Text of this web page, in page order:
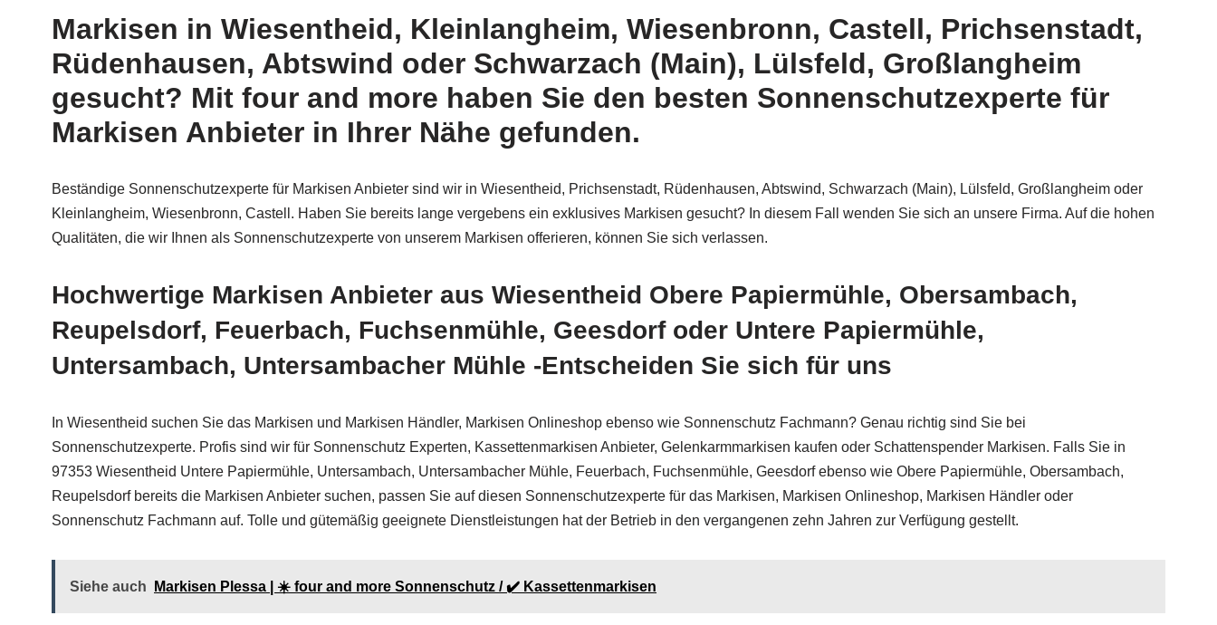
Markisen in Wiesentheid, Kleinlangheim, Wiesenbronn, Castell, Prichsenstadt,
Rüdenhausen, Abtswind oder Schwarzach (Main), Lülsfeld, Großlangheim
gesucht? Mit four and more haben Sie den besten Sonnenschutzexperte für
Markisen Anbieter in Ihrer Nähe gefunden.
Beständige Sonnenschutzexperte für Markisen Anbieter sind wir in Wiesentheid, Prichsenstadt, Rüdenhausen, Abtswind, Schwarzach (Main), Lülsfeld, Großlangheim oder
Kleinlangheim, Wiesenbronn, Castell. Haben Sie bereits lange vergebens ein exklusives Markisen gesucht? In diesem Fall wenden Sie sich an unsere Firma. Auf die hohen
Qualitäten, die wir Ihnen als Sonnenschutzexperte von unserem Markisen offerieren, können Sie sich verlassen.
Hochwertige Markisen Anbieter aus Wiesentheid Obere Papiermühle, Obersambach,
Reupelsdorf, Feuerbach, Fuchsenmühle, Geesdorf oder Untere Papiermühle,
Untersambach, Untersambacher Mühle -Entscheiden Sie sich für uns
In Wiesentheid suchen Sie das Markisen und Markisen Händler, Markisen Onlineshop ebenso wie Sonnenschutz Fachmann? Genau richtig sind Sie bei
Sonnenschutzexperte. Profis sind wir für Sonnenschutz Experten, Kassettenmarkisen Anbieter, Gelenkarmmarkisen kaufen oder Schattenspender Markisen. Falls Sie in
97353 Wiesentheid Untere Papiermühle, Untersambach, Untersambacher Mühle, Feuerbach, Fuchsenmühle, Geesdorf ebenso wie Obere Papiermühle, Obersambach,
Reupelsdorf bereits die Markisen Anbieter suchen, passen Sie auf diesen Sonnenschutzexperte für das Markisen, Markisen Onlineshop, Markisen Händler oder
Sonnenschutz Fachmann auf. Tolle und gütemäßig geeignete Dienstleistungen hat der Betrieb in den vergangenen zehn Jahren zur Verfügung gestellt.
Siehe auch Markisen Plessa | ☀️ four and more Sonnenschutz / ✔️ Kassettenmarkisen